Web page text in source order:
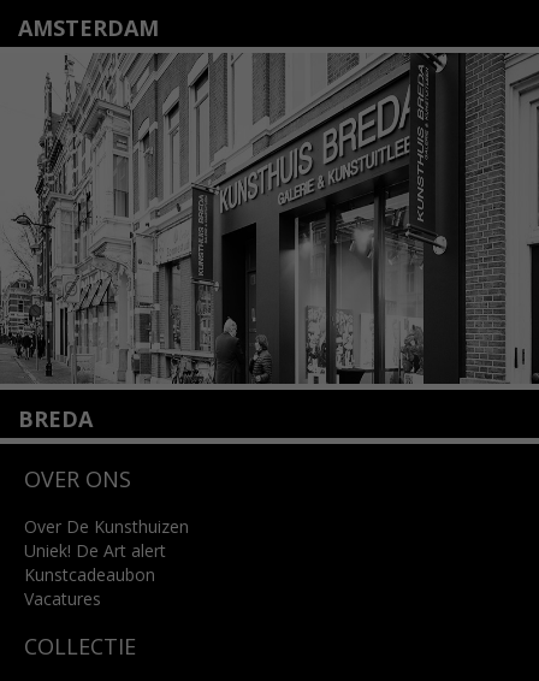
AMSTERDAM
Amstelveenseweg 135
1075 VX Amsterdam
+31 (0)20 2332546
info@kunsthuisamsterdam.nl
Lees meer
BREDA
4818 SB Breda
info@kunsthuisbreda.nl
Lees meer
OVER ONS
Over De Kunsthuizen
Uniek! De Art alert
Kunstcadeaubon
Vacatures
COLLECTIE